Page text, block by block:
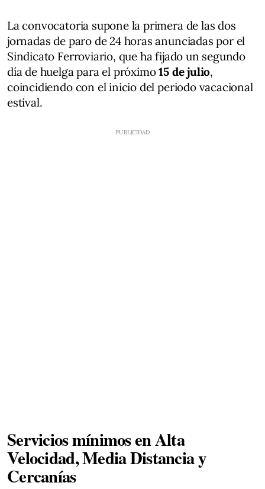
La convocatoria supone la primera de las dos
jornadas de paro de 24 horas anunciadas por el
Sindicato Ferroviario, que ha fijado un segundo
día de huelga para el próximo15 de julio,
coincidiendo con el inicio del periodo vacacional
estival.
Servicios mínimos en Alta
Velocidad, Media Distancia y
Cercanías